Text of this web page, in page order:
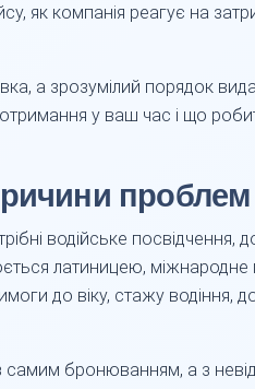
як компанія реагує на
а зрозумілий порядок
отримання у ваш час і що
проблем
водійське посвідчення,
латиницею,
до віку, стажу водіння,
бронюванням, а з